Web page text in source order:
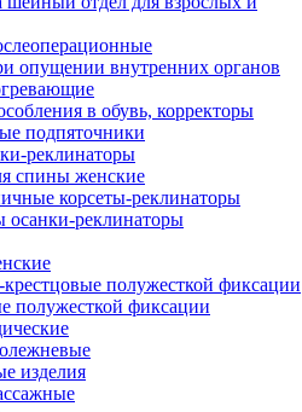
опущении внутренних органов
в обувь, корректоры
подпяточники
реклинаторы
спины женские
корсеты-реклинаторы
осанки-реклинаторы
полужесткой фиксации
полужесткой фиксации
изделия